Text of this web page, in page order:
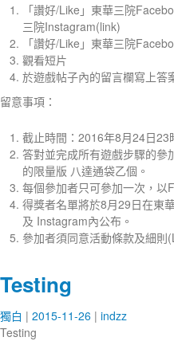
「讚好/Like」東華三院
三院Instagram(link)
「讚好/Like」東華三院
觀看短片
於遊戲帖子內的留言欄寫上答
留意事項：
截止時間：2016年8月24日23
答對並完成所有遊戲步驟的參
的限量版 八達通袋乙個。
每個參加者只可參加一次，以
得獎者名單將於8月29日在東
及 Instagram內公布。
參加者須同意活動條款及細則
Testing
獨白 2015-11-26
indzz
Testing